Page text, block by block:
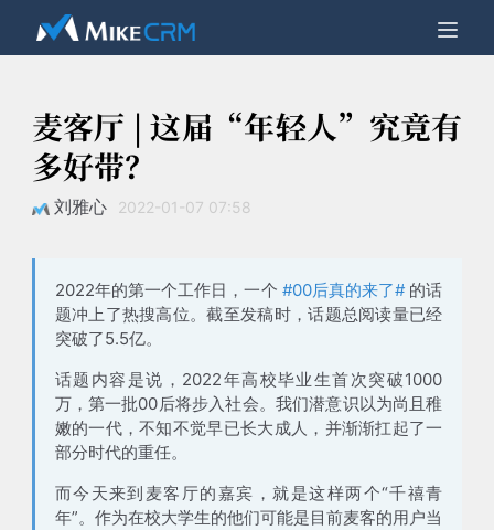
麦客厅 | 这届“年轻人”究竟有
多好带？
刘雅心 2022-01-07 07:58
2022年的第一个工作日，一个 #00后真的来了# 的话
题冲上了热搜高位。截至发稿时，话题总阅读量已经
突破了5.5亿。
话题内容是说， 2022年高校毕业生首次突破1000
万，第一批00后将步入社会。我们潜意识以为尚且稚
嫩的一代，不知不觉早已长大成人，并渐渐扛起了一
部分时代的重任。
而今天来到麦客厅的嘉宾，就是这样两个“千禧青
年”。作为在校大学生的他们可能是目前麦客的用户当